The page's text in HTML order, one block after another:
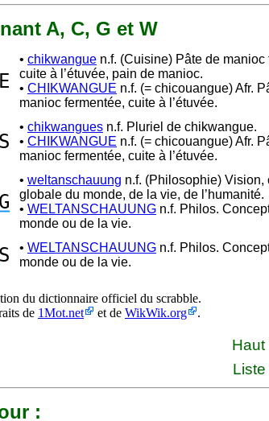
A, C, G et W
• chikwangue n.f. (Cuisine) Pâte de manioc
cuite à l’étuvée, pain de manioc.
• CHIKWANGUE n.f. (= chicouangue) Afr.
manioc fermentée, cuite à l’étuvée.
• chikwangues n.f. Pluriel de chikwangue.
• CHIKWANGUE n.f. (= chicouangue) Afr.
manioc fermentée, cuite à l’étuvée.
G
• weltanschauung n.f. (Philosophie) Vision,
globale du monde, de la vie, de l’humanité.
• WELTANSCHAUUNG n.f. Philos.
monde ou de la vie.
S • WELTANSCHAUUNG n.f. Philos.
monde ou de la vie.
du dictionnaire officiel du scrabble.
de 1Mot.net et de WikWik.org .
Haut
: